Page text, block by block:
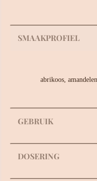
SMAAKPROFIEL
abrikoos,
GEBRUIK
DOSERING